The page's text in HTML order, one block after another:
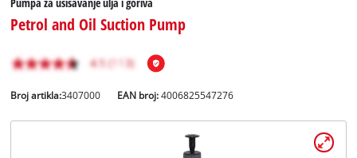
Petrol and Oil Suction Pump
Broj artikla:3407000 EAN broj:4006825547276